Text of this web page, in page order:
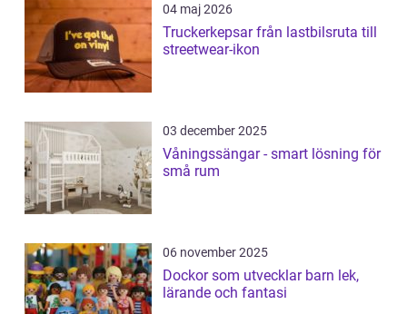
04 maj 2026
Truckerkepsar från lastbilsruta till
streetwear-ikon
03 december 2025
Våningssängar - smart lösning för
små rum
06 november 2025
Dockor som utvecklar barn lek,
lärande och fantasi